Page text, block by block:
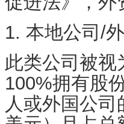
1. 本地公司/
此类公司被
100%拥有股
人或外国公